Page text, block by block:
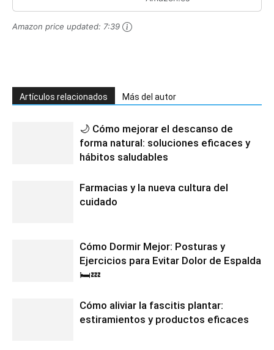
Amazon price updated: 7:39
Artículos relacionados Más del autor
🌙 Cómo mejorar el descanso de
forma natural: soluciones eficaces y
hábitos saludables
Farmacias y la nueva cultura del
cuidado
Cómo Dormir Mejor: Posturas y
Ejercicios para Evitar Dolor de Espalda
🛏️💤
Cómo aliviar la fascitis plantar:
estiramientos y productos eficaces